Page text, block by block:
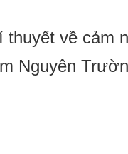
thuyết về cảm
Nguyên